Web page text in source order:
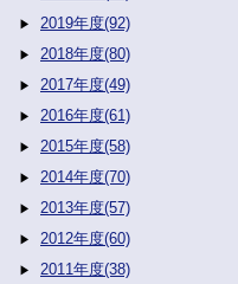
2019年度(92)
2018年度(80)
2017年度(49)
2016年度(61)
2015年度(58)
2014年度(70)
2013年度(57)
2012年度(60)
2011年度(38)